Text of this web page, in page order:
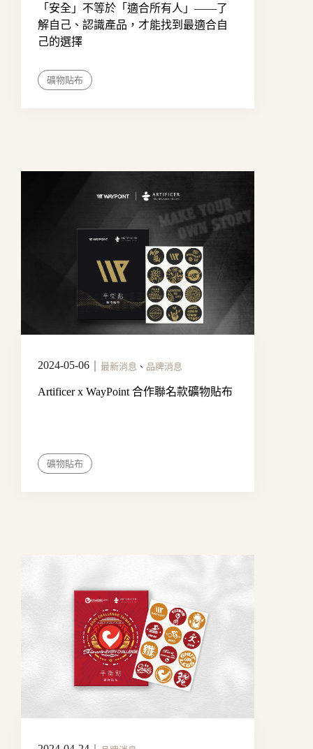
「安全」不等於「適合所有人」——了
解自己、認識產品，才能找到最適合自
己的選擇
礦物貼布
2024-05-06 最新消息 、 品牌消息
Artificer x WayPoint 合作聯名款礦物貼布
礦物貼布